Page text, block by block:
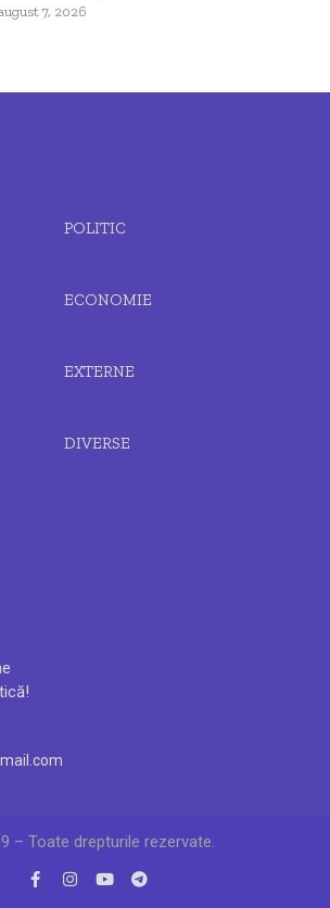
7, 2026
POLITIC
ECONOMIE
EXTERNE
DIVERSE
– Toate drepturile rezervate.